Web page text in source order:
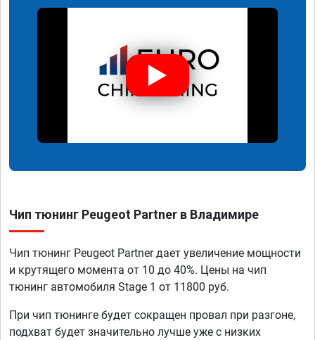
Чип тюнинг Peugeot Partner в Владимире
Чип тюнинг Peugeot Partner дает увеличение мощности
и крутящего момента от 10 до 40%. Цены на чип
тюнинг автомобиля Stage 1 от 11800 руб.
При чип тюнинге будет сокращен провал при разгоне,
подхват будет значительно лучше уже с низких